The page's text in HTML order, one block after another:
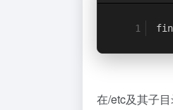
在/etc及其子